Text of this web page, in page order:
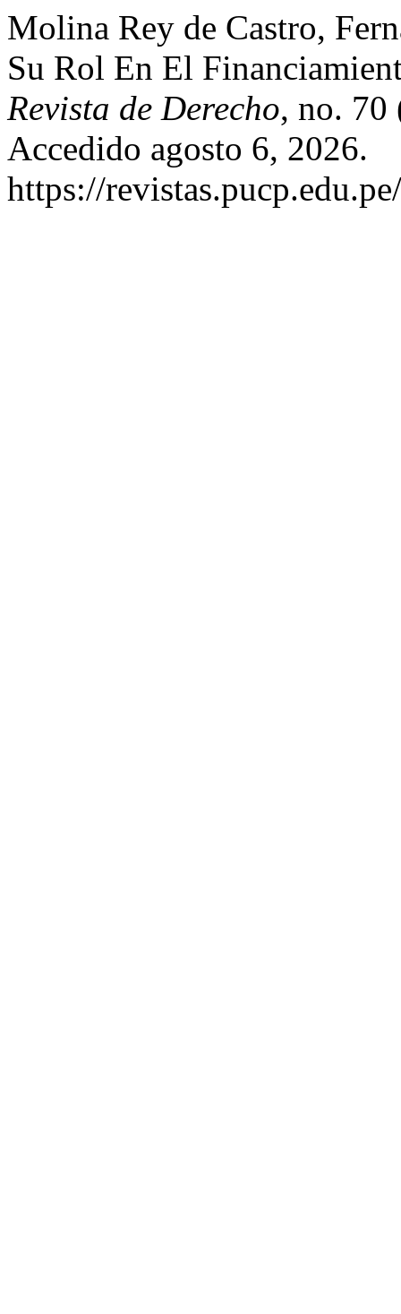
Molina Rey de Castro,
Su Rol En El
Revista de Derecho, no. 70
Accedido agosto 6, 2026.
https://